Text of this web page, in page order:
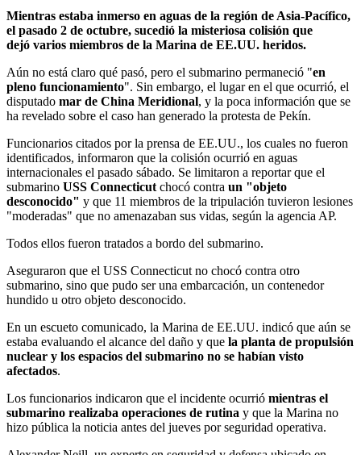
Mientras estaba inmerso en aguas de la región de Asia-Pacífico,
el pasado 2 de octubre, sucedió la misteriosa colisión que
dejó varios miembros de la Marina de EE.UU. heridos.
Aún no está claro qué pasó, pero el submarino permaneció "en
pleno funcionamiento". Sin embargo, el lugar en el que ocurrió, el
disputado mar de China Meridional, y la poca información que se
ha revelado sobre el caso han generado la protesta de Pekín.
Funcionarios citados por la prensa de EE.UU., los cuales no fueron
identificados, informaron que la colisión ocurrió en aguas
internacionales el pasado sábado. Se limitaron a reportar que el
submarino USS Connecticut chocó contra un "objeto
desconocido" y que 11 miembros de la tripulación tuvieron lesiones
"moderadas" que no amenazaban sus vidas, según la agencia AP.
Todos ellos fueron tratados a bordo del submarino.
Aseguraron que el USS Connecticut no chocó contra otro
submarino, sino que pudo ser una embarcación, un contenedor
hundido u otro objeto desconocido.
En un escueto comunicado, la Marina de EE.UU. indicó que aún se
estaba evaluando el alcance del daño y que la planta de propulsión
nuclear y los espacios del submarino no se habían visto
afectados.
Los funcionarios indicaron que el incidente ocurrió mientras el
submarino realizaba operaciones de rutina y que la Marina no
hizo pública la noticia antes del jueves por seguridad operativa.